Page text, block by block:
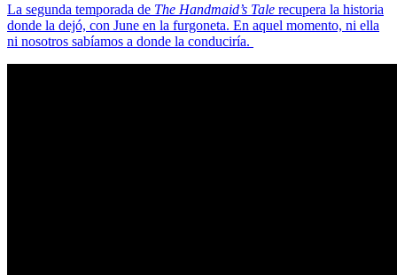
La segunda temporada de The Handmaid’s Tale recupera la historia
donde la dejó, con June en la furgoneta. En aquel momento, ni ella
ni nosotros sabíamos a donde la conduciría.